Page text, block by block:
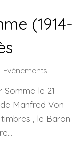
(1914-
Somme le 21
Manfred Von
, le Baron